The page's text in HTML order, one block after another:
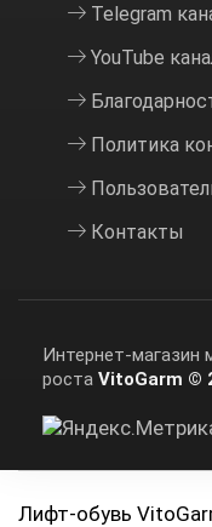
Telegram
YouTube
Политика
Контакты
Интернет-магазин
роста VitoGarm ©
Лифт-обувь